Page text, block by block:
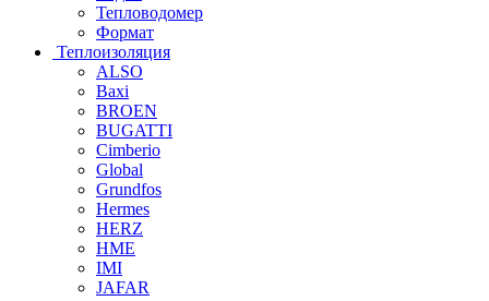
Тепловодомер
Формат
Теплоизоляция
ALSO
Baxi
BROEN
BUGATTI
Cimberio
Global
Grundfos
Hermes
HERZ
HME
IMI
JAFAR